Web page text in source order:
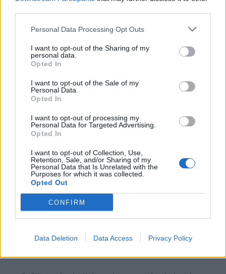
Personal Data Processing Opt Outs
I want to opt-out of the Sharing of my
personal data.
Opted In
I want to opt-out of the Sale of my
Personal Data.
Opted In
I want to opt-out of processing my
Personal Data for Targeted Advertising.
Opted In
I want to opt-out of Collection, Use,
Retention, Sale, and/or Sharing of my
Personal Data that Is Unrelated with the
Purposes for which it was collected.
Opted Out
CONFIRM
Data Deletion Data Access Privacy Policy
Plech si vysteľte papierom na pečenie a
vytvarujte si na ňom 3 podlhovasté palacinky.
Pečte v rúre predhriatej na 180 stupňov po dobu
na druhú stranu.